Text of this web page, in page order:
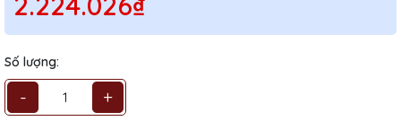
Số lượng:
- +